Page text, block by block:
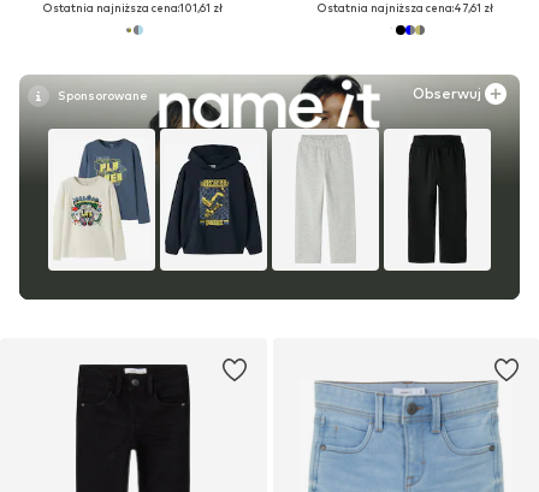
Ostatnia najniższa cena:101,61 zł
Obserwuj
Ostatnia najniższa cena:47,61 zł